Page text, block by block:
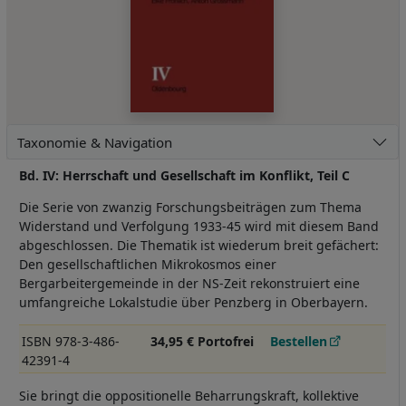
Taxonomie & Navigation
Bd. IV: Herrschaft und Gesellschaft im Konflikt, Teil C
Die Serie von zwanzig Forschungsbeiträgen zum Thema
Widerstand und Verfolgung 1933-45 wird mit diesem Band
abgeschlossen. Die Thematik ist wiederum breit gefächert:
Den gesellschaftlichen Mikrokosmos einer
Bergarbeitergemeinde in der NS-Zeit rekonstruiert eine
umfangreiche Lokalstudie über Penzberg in Oberbayern.
ISBN 978-3-486-
42391-4
34,95 € Portofrei Bestellen
Sie bringt die oppositionelle Beharrungskraft, kollektive